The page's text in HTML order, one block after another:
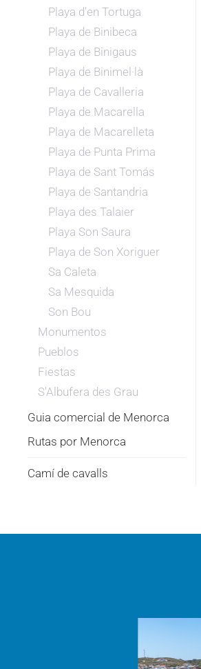
Playa d’en Tortuga
Playa de Binibeca
Playa de Binigaus
Playa de Binimel·là
Playa de Cavalleria
Playa de Macarella
Playa de Macarelleta
Playa de Punta Prima
Playa de Sant Tomás
Playa de Santandria
Playa des Talaier
Playa Son Saura
Playa de Son Xoriguer
Sa Caleta
Sa Mesquida
Son Bou
Monumentos
Pueblos
Fiestas
S'Albufera des Grau
Guia comercial de Menorca
Rutas por Menorca
Camí de cavalls